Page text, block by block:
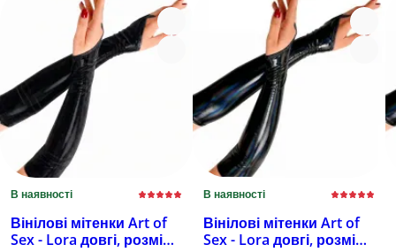
В наявності
Вінілові мітенки Art of
Sex - Lora довгі, розмір
В наявності
Вінілові мітенки Art of
Sex - Lora довгі, розмір